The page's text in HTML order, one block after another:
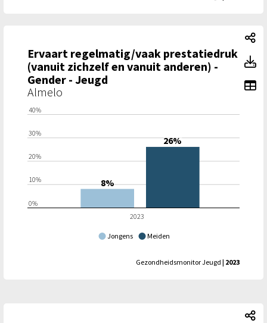
Ervaart regelmatig/vaak prestatiedruk
(vanuit zichzelf en vanuit anderen) -
Gender - Jeugd
Almelo
Jongens Meiden
2023
0%
10%
20%
30%
40%
8%
26%
Gezondheidsmonitor Jeugd | 2023